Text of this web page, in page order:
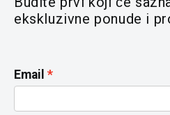
ekskluzivne ponude i
Email